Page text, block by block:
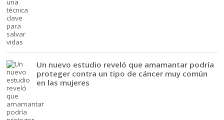
Un nuevo estudio reveló que amamantar podría
proteger contra un tipo de cáncer muy común
en las mujeres